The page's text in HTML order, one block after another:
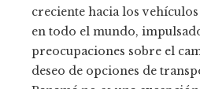
creciente hacia los
en todo el mundo,
preocupaciones sobre el
deseo de opciones de